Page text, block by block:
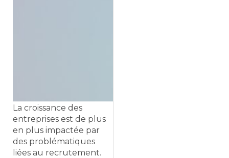
La croissance des
entreprises est de plus
en plus impactée par
des problématiques
liées au recrutement.